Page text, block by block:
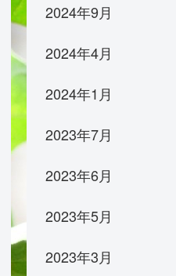
2024年9月
2024年4月
2024年1月
2023年7月
2023年6月
2023年5月
2023年3月